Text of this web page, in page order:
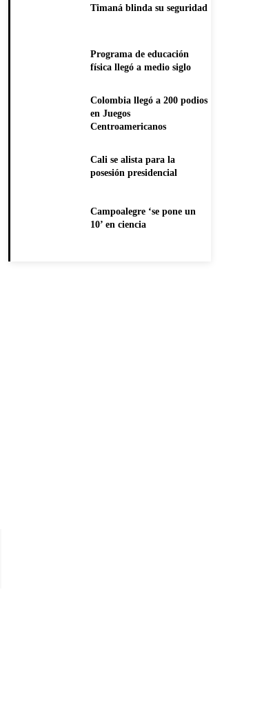
Timaná blinda su seguridad
Programa de educación
física llegó a medio siglo
Colombia llegó a 200 podios
en Juegos
Centroamericanos
Cali se alista para la
posesión presidencial
Campoalegre ‘se pone un
10’ en ciencia